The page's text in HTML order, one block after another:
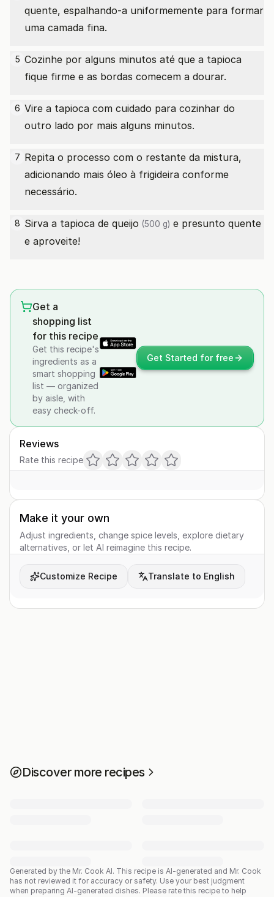
quente, espalhando-a uniformemente para formar
uma camada fina.
5 Cozinhe por alguns minutos até que a tapioca
fique firme e as bordas comecem a dourar.
6 Vire a tapioca com cuidado para cozinhar do
outro lado por mais alguns minutos.
7 Repita o processo com o restante da mistura,
adicionando mais óleo à frigideira conforme
necessário.
8 Sirva a tapioca de queijo (500 g) e presunto quente
e aproveite!
Get a
shopping list
for this recipe
Get this recipe's
ingredients as a
smart shopping
list — organized
by aisle, with
easy check-off.
Get Started for free
Reviews
Rate this recipe
Make it your own
Adjust ingredients, change spice levels, explore dietary
alternatives, or let AI reimagine this recipe.
Customize Recipe Translate to English
Discover more recipes
Generated by the Mr. Cook AI. This recipe is AI-generated and Mr. Cook
has not reviewed it for accuracy or safety. Use your best judgment
when preparing AI-generated dishes. Please rate this recipe to help